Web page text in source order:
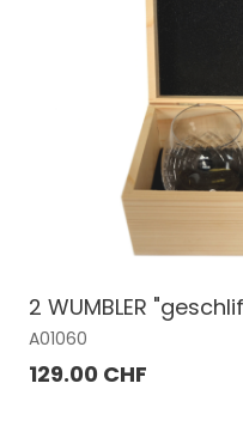
2 WUMBLER
A01060
129.00 CHF